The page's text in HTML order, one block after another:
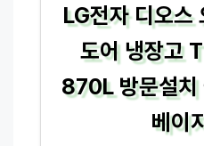
LG전자 디오스
도어 냉장고
870L 방문설치
베이